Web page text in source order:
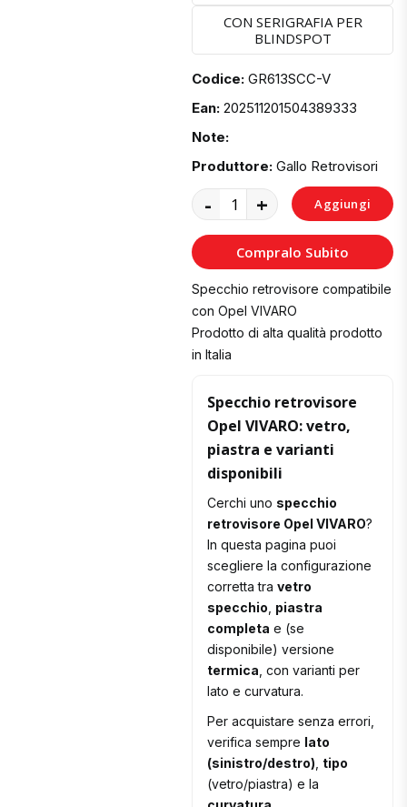
CON SERIGRAFIA PER
BLINDSPOT
Codice: GR613SCC-V
Ean: 202511201504389333
Note:
Produttore: Gallo Retrovisori
- + Aggiungi
al
Carrello
Compralo Subito
Specchio retrovisore compatibile
con Opel VIVARO
Prodotto di alta qualità prodotto
in Italia
Specchio retrovisore
Opel VIVARO: vetro,
piastra e varianti
disponibili
Cerchi uno specchio
retrovisore Opel VIVARO?
In questa pagina puoi
scegliere la configurazione
corretta travetro
specchio piastra
completa e (se
disponibile) versione
termica , con varianti per
lato e curvatura.
Per acquistare senza errori,
verifica sempre lato
(sinistro/destro) tipo
(vetro/piastra) e la